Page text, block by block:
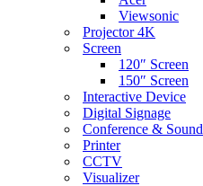
Viewsonic
Projector 4K
Screen
120″ Screen
150″ Screen
Interactive Device
Digital Signage
Conference & Sound
Printer
CCTV
Visualizer